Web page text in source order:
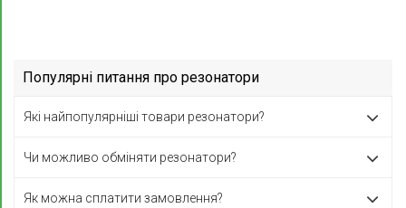
Популярні питання про резонатори
Які найпопулярніші товари резонатори?
Чи можливо обміняти резонатори?
Як можна сплатити замовлення?